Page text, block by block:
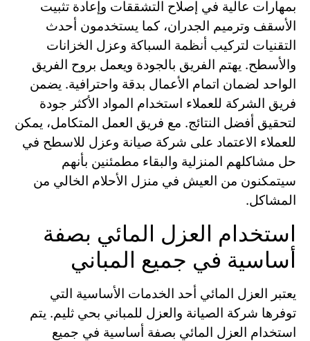
بمهارات عالية في إصلاح التشققات وإعادة تثبيت
الأسقف وترميم الجدران، كما يستخدمون أحدث
التقنيات لتركيب أنظمة السباكة وعزل الخزانات
والأسطح. يهتم الفريق بالجودة ويعمل بروح الفريق
الواحد لضمان اتمام الأعمال بدقة واحترافية. يضمن
فريق الشركة للعملاء استخدام المواد الأكثر جودة
لتحقيق أفضل النتائج. مع فريق العمل المتكامل، يمكن
للعملاء الاعتماد على شركة صيانة وعزل للاسطح في
حل مشاكلهم المنزلية والبقاء مطمئنين بأنهم
سيتمكنون من العيش في منزل الأحلام الخالي من
المشاكل.
استخدام العزل المائي بصفة
أساسية في جميع المباني
يعتبر العزل المائي أحد الخدمات الأساسية التي
توفرها شركة الصيانة والعزل للمباني بحي ثليم. يتم
استخدام العزل المائي بصفة أساسية في جميع